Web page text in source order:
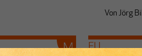
VonJörg
EU